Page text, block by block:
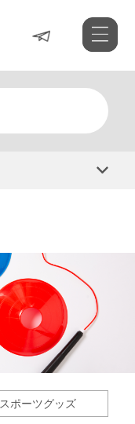
スポーツグッズ